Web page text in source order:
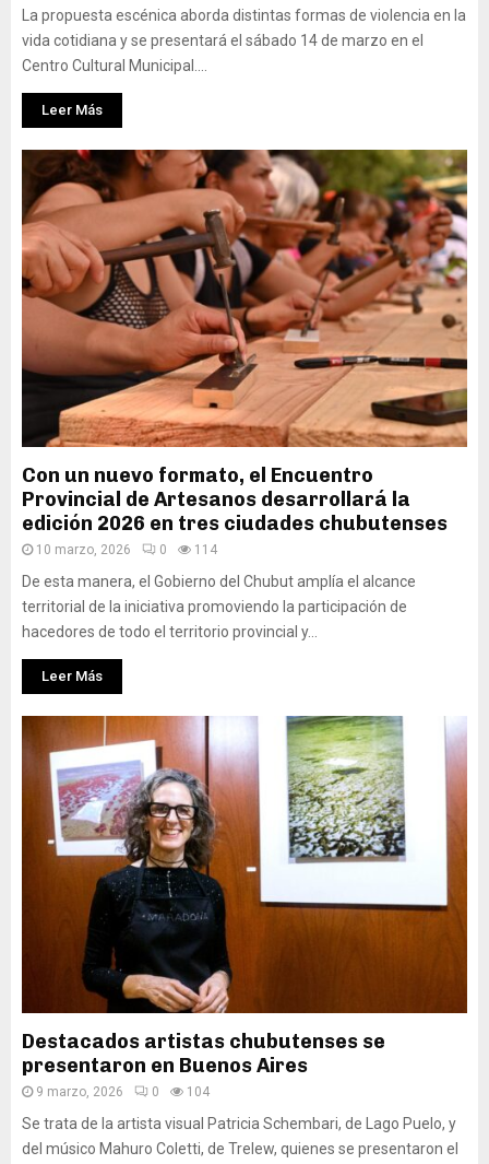
La propuesta escénica aborda distintas formas de violencia en la
vida cotidiana y se presentará el sábado 14 de marzo en el
Centro Cultural Municipal....
Leer Más
Con un nuevo formato, el Encuentro
Provincial de Artesanos desarrollará la
edición 2026 en tres ciudades chubutenses
10 marzo, 2026 0 114
De esta manera, el Gobierno del Chubut amplía el alcance
territorial de la iniciativa promoviendo la participación de
hacedores de todo el territorio provincial y...
Leer Más
Destacados artistas chubutenses se
presentaron en Buenos Aires
9 marzo, 2026 0 104
Se trata de la artista visual Patricia Schembari, de Lago Puelo, y
del músico Mahuro Coletti, de Trelew, quienes se presentaron el